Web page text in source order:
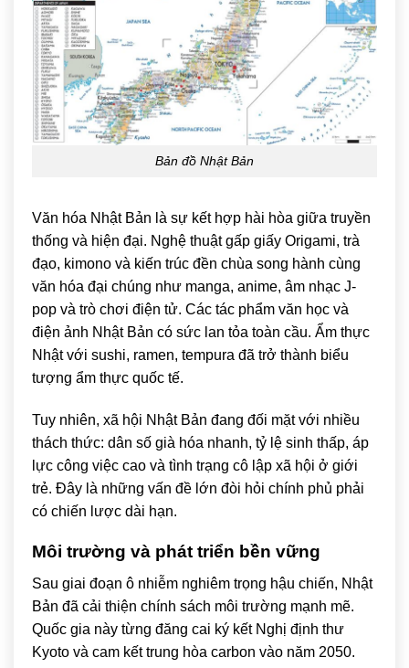
Bản đồ Nhật Bản
Văn hóa Nhật Bản là sự kết hợp hài hòa giữa truyền
thống và hiện đại. Nghệ thuật gấp giấy Origami, trà
đạo, kimono và kiến trúc đền chùa song hành cùng
văn hóa đại chúng như manga, anime, âm nhạc J-
pop và trò chơi điện tử. Các tác phẩm văn học và
điện ảnh Nhật Bản có sức lan tỏa toàn cầu. Ẩm thực
Nhật với sushi, ramen, tempura đã trở thành biểu
tượng ẩm thực quốc tế.
Tuy nhiên, xã hội Nhật Bản đang đối mặt với nhiều
thách thức: dân số già hóa nhanh, tỷ lệ sinh thấp, áp
lực công việc cao và tình trạng cô lập xã hội ở giới
trẻ. Đây là những vấn đề lớn đòi hỏi chính phủ phải
có chiến lược dài hạn.
Môi trường và phát triển bền vững
Sau giai đoạn ô nhiễm nghiêm trọng hậu chiến, Nhật
Bản đã cải thiện chính sách môi trường mạnh mẽ.
Quốc gia này từng đăng cai ký kết Nghị định thư
Kyoto và cam kết trung hòa carbon vào năm 2050.